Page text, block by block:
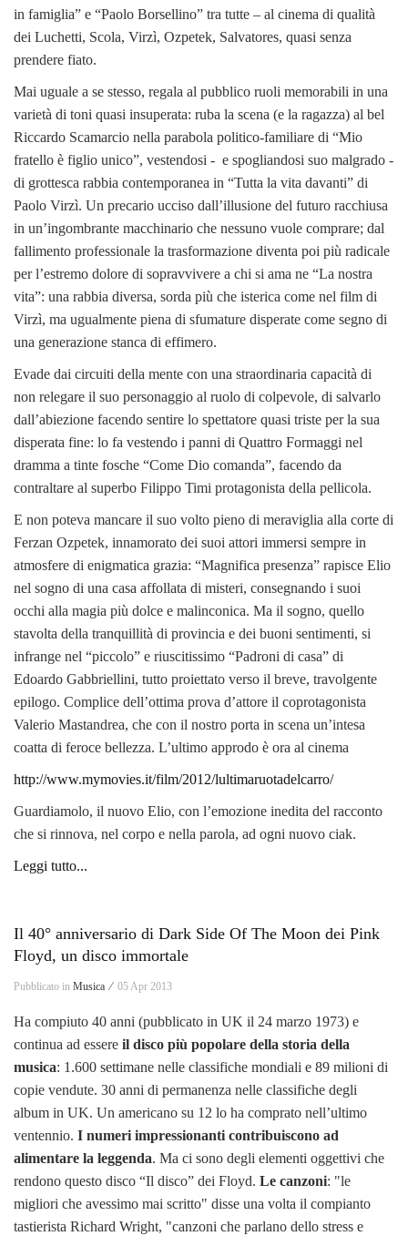
in famiglia” e “Paolo Borsellino” tra tutte – al cinema di qualità
dei Luchetti, Scola, Virzì, Ozpetek, Salvatores, quasi senza
prendere fiato.
Mai uguale a se stesso, regala al pubblico ruoli memorabili in una
varietà di toni quasi insuperata: ruba la scena (e la ragazza) al bel
Riccardo Scamarcio nella parabola politico-familiare di “Mio
fratello è figlio unico”, vestendosi - e spogliandosi suo malgrado -
di grottesca rabbia contemporanea in “Tutta la vita davanti” di
Paolo Virzì. Un precario ucciso dall’illusione del futuro racchiusa
in un’ingombrante macchinario che nessuno vuole comprare; dal
fallimento professionale la trasformazione diventa poi più radicale
per l’estremo dolore di sopravvivere a chi si ama ne “La nostra
vita”: una rabbia diversa, sorda più che isterica come nel film di
Virzì, ma ugualmente piena di sfumature disperate come segno di
una generazione stanca di effimero.
Evade dai circuiti della mente con una straordinaria capacità di
non relegare il suo personaggio al ruolo di colpevole, di salvarlo
dall’abiezione facendo sentire lo spettatore quasi triste per la sua
disperata fine: lo fa vestendo i panni di Quattro Formaggi nel
dramma a tinte fosche “Come Dio comanda”, facendo da
contraltare al superbo Filippo Timi protagonista della pellicola.
E non poteva mancare il suo volto pieno di meraviglia alla corte di
Ferzan Ozpetek, innamorato dei suoi attori immersi sempre in
atmosfere di enigmatica grazia: “Magnifica presenza” rapisce Elio
nel sogno di una casa affollata di misteri, consegnando i suoi
occhi alla magia più dolce e malinconica. Ma il sogno, quello
stavolta della tranquillità di provincia e dei buoni sentimenti, si
infrange nel “piccolo” e riuscitissimo “Padroni di casa” di
Edoardo Gabbriellini, tutto proiettato verso il breve, travolgente
epilogo. Complice dell’ottima prova d’attore il coprotagonista
Valerio Mastandrea, che con il nostro porta in scena un’intesa
coatta di feroce bellezza. L’ultimo approdo è ora al cinema
http://www.mymovies.it/film/2012/lultimaruotadelcarro/
Guardiamolo, il nuovo Elio, con l’emozione inedita del racconto
che si rinnova, nel corpo e nella parola, ad ogni nuovo ciak.
Leggi tutto...
Il 40° anniversario di Dark Side Of The Moon dei Pink
Floyd, un disco immortale
Pubblicato in Musica ⁄ 05 Apr 2013
Ha compiuto 40 anni (pubblicato in UK il 24 marzo 1973) e
continua ad essere il disco più popolare della storia della
musica: 1.600 settimane nelle classifiche mondiali e 89 milioni di
copie vendute. 30 anni di permanenza nelle classifiche degli
album in UK. Un americano su 12 lo ha comprato nell’ultimo
ventennio. I numeri impressionanti contribuiscono ad
alimentare la leggenda. Ma ci sono degli elementi oggettivi che
rendono questo disco “Il disco” dei Floyd. Le canzoni: "le
migliori che avessimo mai scritto" disse una volta il compianto
tastierista Richard Wright, "canzoni che parlano dello stress e